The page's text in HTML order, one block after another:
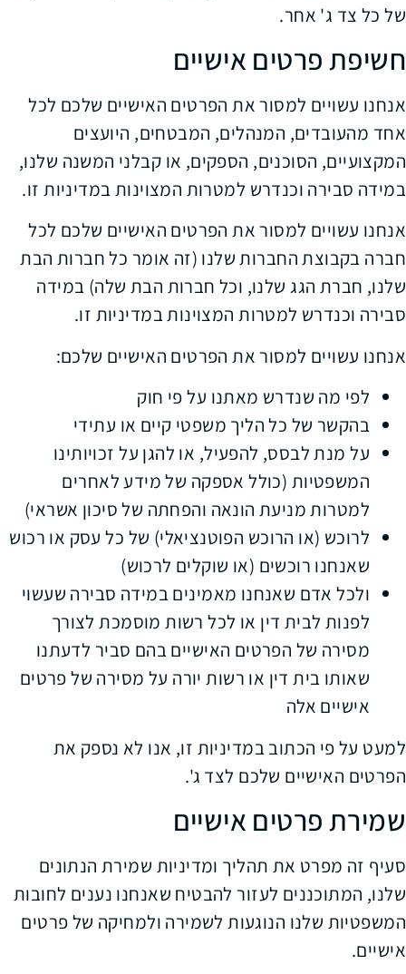
של כל צד ג' אחר.
חשיפת פרטים אישיים
אנחנו עשויים למסור את הפרטים האישיים שלכם לכל
אחד מהעובדים, המנהלים, המבטחים, היועצים
המקצועיים, הסוכנים, הספקים, או קבלני המשנה שלנו,
במידה סבירה וכנדרש למטרות המצוינות במדיניות זו.
אנחנו עשויים למסור את הפרטים האישיים שלכם לכל
חברה בקבוצת החברות שלנו (זה אומר כל חברות הבת
שלנו, חברת הגג שלנו, וכל חברות הבת שלה) במידה
סבירה וכנדרש למטרות המצוינות במדיניות זו.
אנחנו עשויים למסור את הפרטים האישיים שלכם:
לפי מה שנדרש מאתנו על פי חוק
בהקשר של כל הליך משפטי קיים או עתידי
על מנת לבסס, להפעיל, או להגן על זכויותינו
המשפטיות (כולל אספקה של מידע לאחרים
למטרות מניעת הונאה והפחתה של סיכון אשראי)
לרוכש (או הרוכש הפוטנציאלי) של כל עסק או רכוש
שאנחנו רוכשים (או שוקלים לרכוש)
ולכל אדם שאנחנו מאמינים במידה סבירה שעשוי
לפנות לבית דין או לכל רשות מוסמכת לצורך
מסירה של הפרטים האישיים בהם סביר לדעתנו
שאותו בית דין או רשות יורה על מסירה של פרטים
אישיים אלה
למעט על פי הכתוב במדיניות זו, אנו לא נספק את
הפרטים האישיים שלכם לצד ג'.
שמירת פרטים אישיים
סעיף זה מפרט את תהליך ומדיניות שמירת הנתונים
שלנו, המתוכננים לעזור להבטיח שאנחנו נענים לחובות
המשפטיות שלנו הנוגעות לשמירה ולמחיקה של פרטים
אישיים.